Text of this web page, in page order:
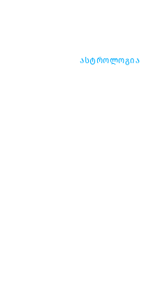
ასტროლოგია